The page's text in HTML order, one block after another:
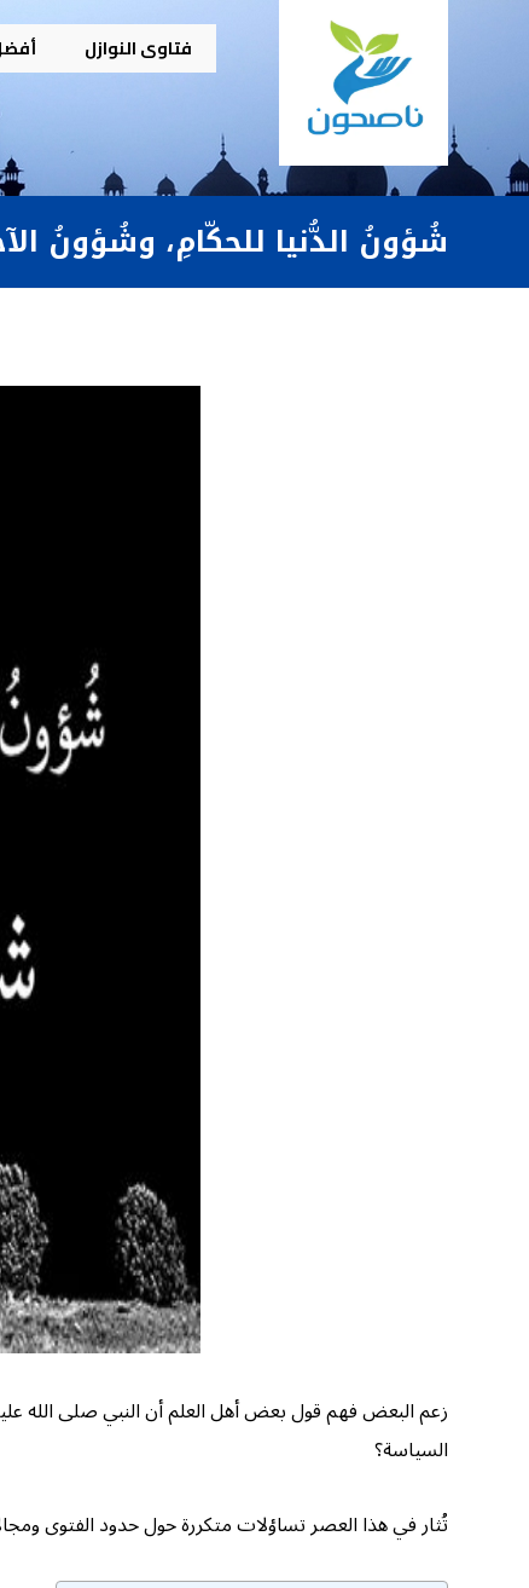
فتاوى النوازل
شُؤونُ الدُّنيا للحكّامِ، وشُؤونُ الآخرةِ للعلماءِ! (٢-٣)
زعم البعض فهم قول بعض أهل العلم أن النبي صلى الله
السياسة؟
تُثار في هذا العصر تساؤلات متكررة حول حدود الفتوى